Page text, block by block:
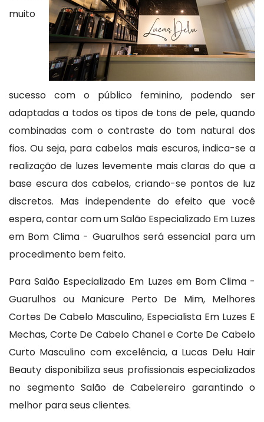
muito
sucesso com o público feminino, podendo ser
adaptadas a todos os tipos de tons de pele, quando
combinadas com o contraste do tom natural dos
fios. Ou seja, para cabelos mais escuros, indica-se a
realização de luzes levemente mais claras do que a
base escura dos cabelos, criando-se pontos de luz
discretos. Mas independente do efeito que você
espera, contar com um Salão Especializado Em Luzes
em Bom Clima - Guarulhos será essencial para um
procedimento bem feito.
Para Salão Especializado Em Luzes em Bom Clima -
Guarulhos ou Manicure Perto De Mim, Melhores
Cortes De Cabelo Masculino, Especialista Em Luzes E
Mechas, Corte De Cabelo Chanel e Corte De Cabelo
Curto Masculino com excelência, a Lucas Delu Hair
Beauty disponibiliza seus profissionais especializados
no segmento Salão de Cabelereiro garantindo o
melhor para seus clientes.